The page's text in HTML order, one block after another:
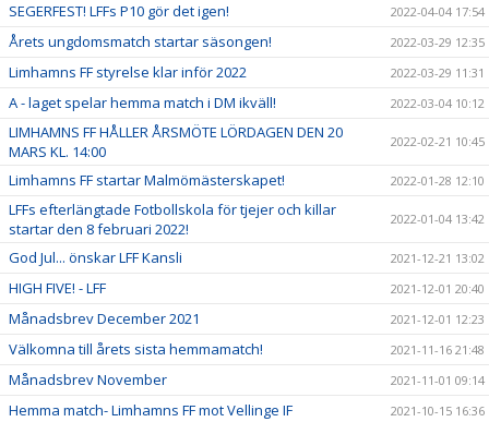
SEGERFEST! LFFs P10 gör det igen! 2022-04-04 17:54
Årets ungdomsmatch startar säsongen! 2022-03-29 12:35
Limhamns FF styrelse klar inför 2022 2022-03-29 11:31
A - laget spelar hemma match i DM ikväll! 2022-03-04 10:12
LIMHAMNS FF HÅLLER ÅRSMÖTE LÖRDAGEN DEN 20
MARS KL. 14:00
2022-02-21 10:45
Limhamns FF startar Malmömästerskapet! 2022-01-28 12:10
LFFs efterlängtade Fotbollskola för tjejer och killar
startar den 8 februari 2022!
2022-01-04 13:42
God Jul... önskar LFF Kansli 2021-12-21 13:02
HIGH FIVE! - LFF 2021-12-01 20:40
Månadsbrev December 2021 2021-12-01 12:23
Välkomna till årets sista hemmamatch! 2021-11-16 21:48
Månadsbrev November 2021-11-01 09:14
Hemma match- Limhamns FF mot Vellinge IF 2021-10-15 16:36